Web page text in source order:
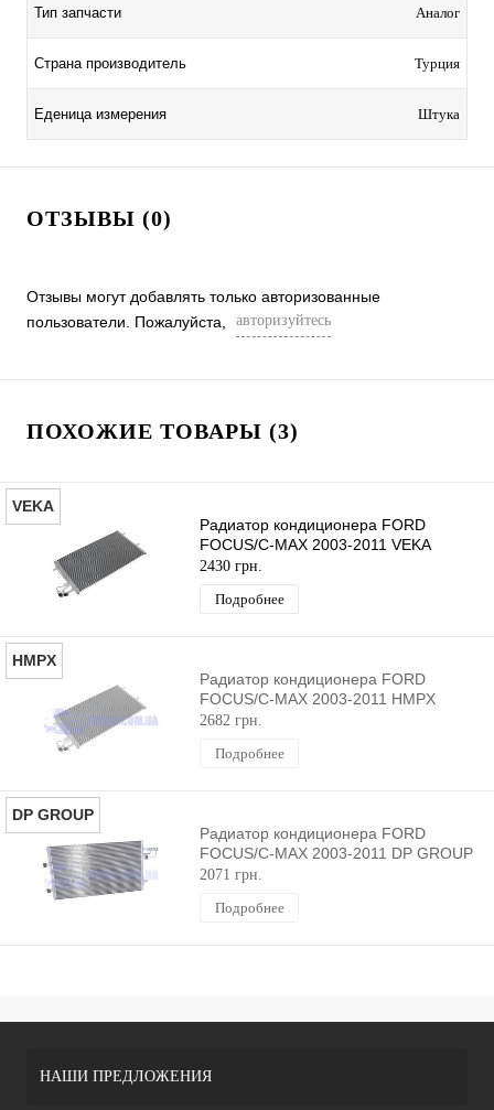
Тип запчасти Аналог
Страна производитель Турция
Еденица измерения Штука
ОТЗЫВЫ (0)
Отзывы могут добавлять только авторизованные
пользователи. Пожалуйста,
авторизуйтесь
ПОХОЖИЕ ТОВАРЫ (3)
VEKA
Радиатор кондиционера FORD
FOCUS/C-MAX 2003-2011 VEKA
2430 грн.
Подробнее
HMPX
Радиатор кондиционера FORD
FOCUS/C-MAX 2003-2011 HMPX
2682 грн.
Подробнее
DP GROUP
Радиатор кондиционера FORD
FOCUS/C-MAX 2003-2011 DP GROUP
2071 грн.
Подробнее
НАШИ ПРЕДЛОЖЕНИЯ